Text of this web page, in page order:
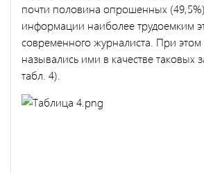
почти половина опрошенных
информации наиболее трудоемким
современного журналиста. При этом
назывались ими в качестве таковых
табл. 4).